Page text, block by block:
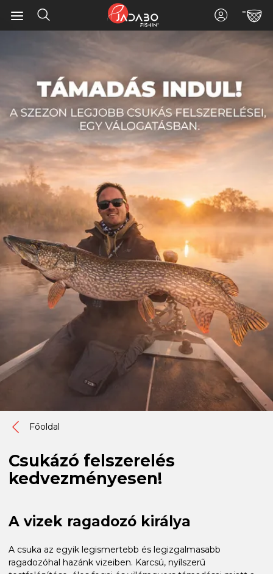
Főoldal
Csukázó felszerelés
kedvezményesen!
A vizek ragadozó királya
A csuka az egyik legismertebb és legizgalmasabb
ragadozóhal hazánk vizeiben. Karcsú, nyílszerű